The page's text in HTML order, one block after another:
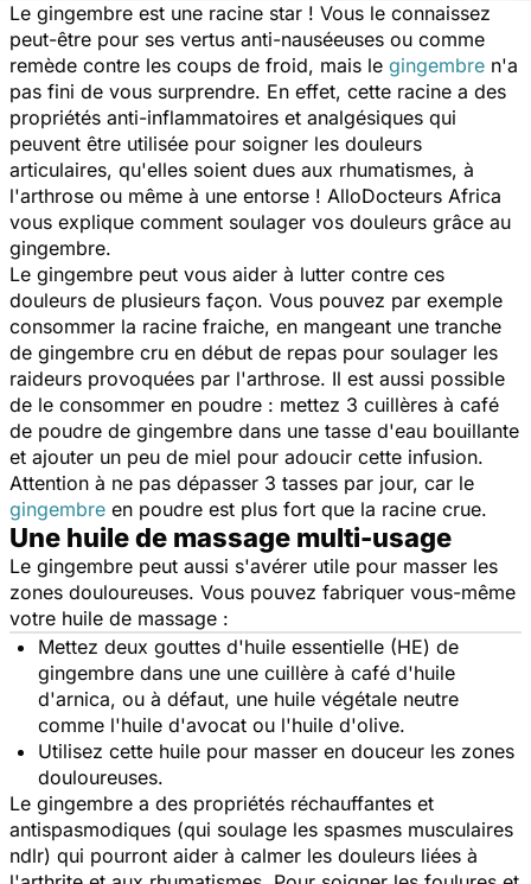
Le gingembre est une racine star ! Vous le connaissez
peut-être pour ses vertus anti-nauséeuses ou comme
remède contre les coups de froid, mais le gingembre n'a
pas fini de vous surprendre. En effet, cette racine a des
propriétés anti-inflammatoires et analgésiques qui
peuvent être utilisée pour soigner les douleurs
articulaires, qu'elles soient dues aux rhumatismes, à
l'arthrose ou même à une entorse ! AlloDocteurs Africa
vous explique comment soulager vos douleurs grâce au
gingembre.
Le gingembre peut vous aider à lutter contre ces
douleurs de plusieurs façon. Vous pouvez par exemple
consommer la racine fraiche, en mangeant une tranche
de gingembre cru en début de repas pour soulager les
raideurs provoquées par l'arthrose. Il est aussi possible
de le consommer en poudre : mettez 3 cuillères à café
de poudre de gingembre dans une tasse d'eau bouillante
et ajouter un peu de miel pour adoucir cette infusion.
Attention à ne pas dépasser 3 tasses par jour, car le
gingembre en poudre est plus fort que la racine crue.
Une huile de massage multi-usage
Le gingembre peut aussi s'avérer utile pour masser les
zones douloureuses. Vous pouvez fabriquer vous-même
votre huile de massage :
Mettez deux gouttes d'huile essentielle (HE) de
gingembre dans une une cuillère à café d'huile
d'arnica, ou à défaut, une huile végétale neutre
comme l'huile d'avocat ou l'huile d'olive.
Utilisez cette huile pour masser en douceur les zones
douloureuses.
Le gingembre a des propriétés réchauffantes et
antispasmodiques (qui soulage les spasmes musculaires
ndlr) qui pourront aider à calmer les douleurs liées à